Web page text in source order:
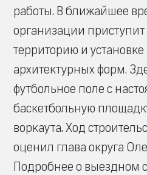
работы. В ближайшее
организации
территорию и
архитектурных форм.
футбольное поле с
баскетбольную
воркаута. Ход
оценил глава округа
Подробнее о выездном